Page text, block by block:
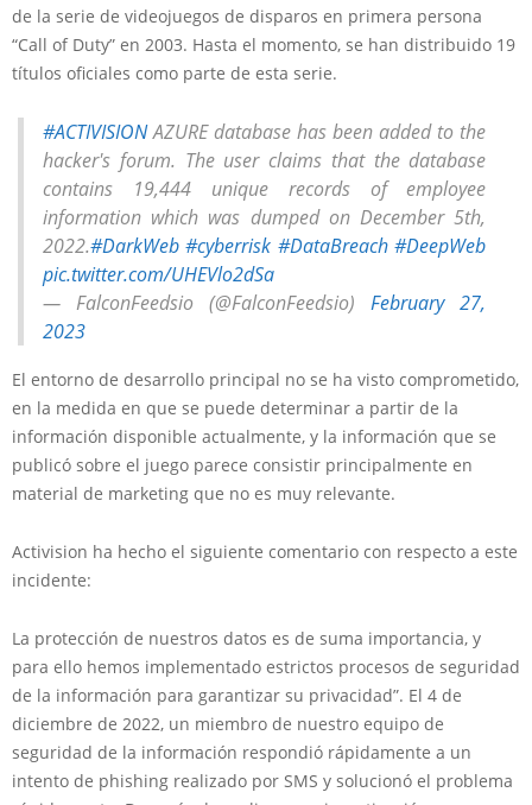
de la serie de videojuegos de disparos en primera persona
“Call of Duty” en 2003. Hasta el momento, se han distribuido 19
títulos oficiales como parte de esta serie.
#ACTIVISIONAZURE database has been added to the
hacker's forum. The user claims that the database
contains 19,444 unique records of employee
information which was dumped on December 5th,
2022.#DarkWeb #cyberrisk #DataBreach #DeepWeb
pic.twitter.com/UHEVlo2dSa
— FalconFeedsio (@FalconFeedsio)February 27,
2023
El entorno de desarrollo principal no se ha visto comprometido,
en la medida en que se puede determinar a partir de la
información disponible actualmente, y la información que se
publicó sobre el juego parece consistir principalmente en
material de marketing que no es muy relevante.
Activision ha hecho el siguiente comentario con respecto a este
incidente:
La protección de nuestros datos es de suma importancia, y
para ello hemos implementado estrictos procesos de seguridad
de la información para garantizar su privacidad”. El 4 de
diciembre de 2022, un miembro de nuestro equipo de
seguridad de la información respondió rápidamente a un
intento de phishing realizado por SMS y solucionó el problema